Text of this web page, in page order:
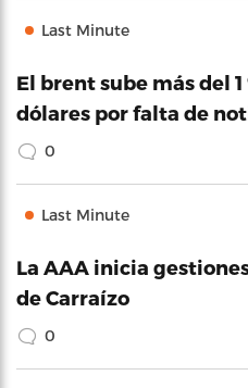
Last Minute
El brent sube más del
dólares por falta de
0
Last Minute
La AAA inicia
de Carraízo
0